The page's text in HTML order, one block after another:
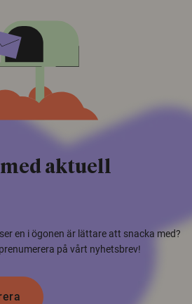
aktuell
en i ögonen är lättare att snacka med?
på vårt nyhetsbrev!